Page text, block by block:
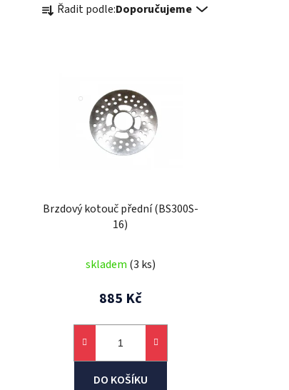
a
k
Řadit podle:Doporučujeme
Brzdový kotouč přední (BS300S-
16)
skladem (3 ks)
885 Kč
DO KOŠÍKU